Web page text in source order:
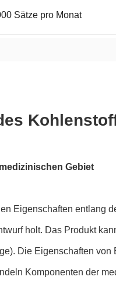
Sätze pro Monat
Gebiet
Eigenschaften entlang
holt. Das Produkt
Die Eigenschaften von
Komponenten der